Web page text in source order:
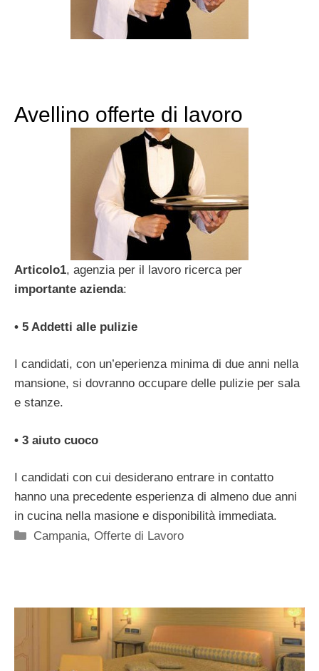
Avellino offerte di lavoro
Articolo1, agenzia per il lavoro ricerca per
importante azienda:
• 5 Addetti alle pulizie
I candidati, con un’eperienza minima di due anni nella
mansione, si dovranno occupare delle pulizie per sala
e stanze.
• 3 aiuto cuoco
I candidati con cui desiderano entrare in contatto
hanno una precedente esperienza di almeno due anni
in cucina nella masione e disponibilità immediata.
Categorie
Campania,Offerte di Lavoro